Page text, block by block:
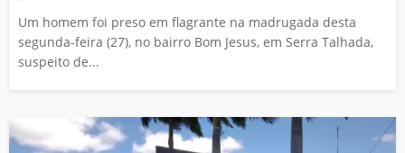
Um homem foi preso em flagrante na madrugada desta
segunda-feira (27), no bairro Bom Jesus, em Serra Talhada,
suspeito de...